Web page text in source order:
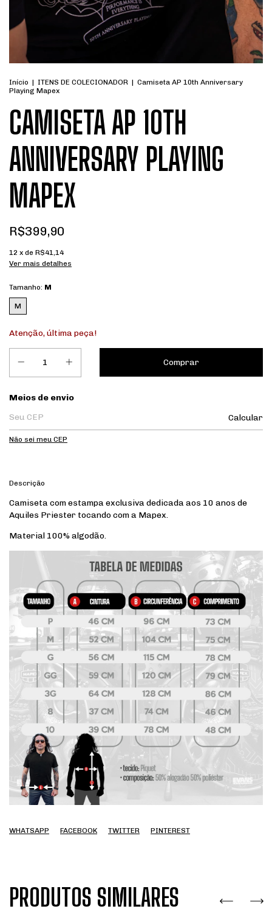
Início | ITENS DE COLECIONADOR | Camiseta AP 10th Anniversary
Playing Mapex
CAMISETA AP 10TH
ANNIVERSARY PLAYING
MAPEX
R$399,90
12 x de R$41,14
Ver mais detalhes
Tamanho: M
M
Atenção, última peça!
Entregas para o CEP:
Meios de envio
Calcular
Não sei meu CEP
Descrição
Camiseta com estampa exclusiva dedicada aos 10 anos de
Aquiles Priester tocando com a Mapex.
Material 100% algodão.
WHATSAPP FACEBOOK TWITTER PINTEREST
PRODUTOS SIMILARES